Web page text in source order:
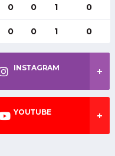
0 0 1 0
0 0 1 0
INSTAGRAM
YOUTUBE